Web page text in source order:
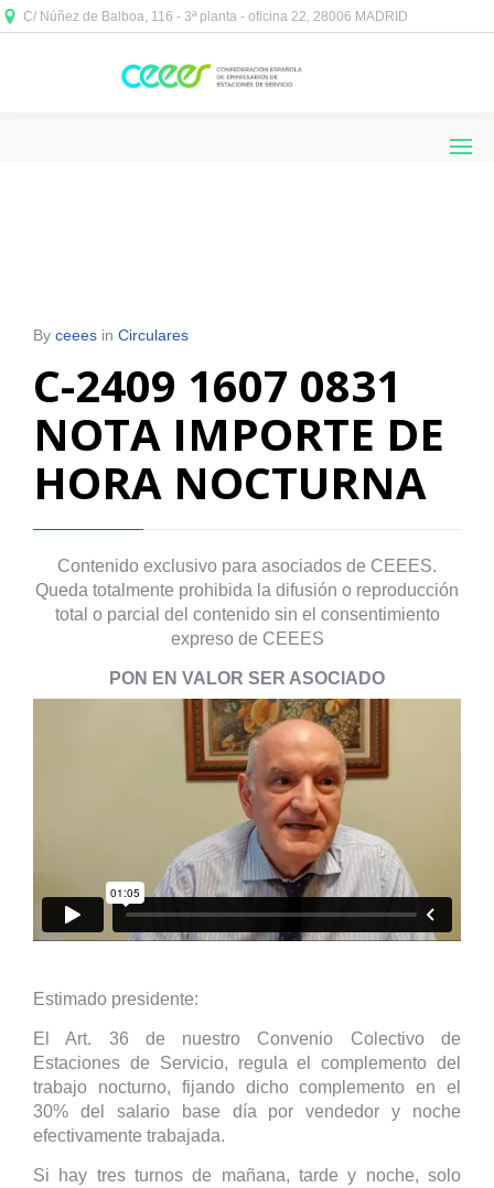
C/ Núñez de Balboa, 116 - 3ª planta - oficina 22, 28006 MADRID
By ceees in Circulares
C-2409 1607 0831
NOTA IMPORTE DE
HORA NOCTURNA
Contenido exclusivo para asociados de CEEES.
Queda totalmente prohibida la difusión o reproducción
total o parcial del contenido sin el consentimiento
expreso de CEEES
PON EN VALOR SER ASOCIADO
Estimado presidente:
El Art. 36 de nuestro Convenio Colectivo de
Estaciones de Servicio, regula el complemento del
trabajo nocturno, fijando dicho complemento en el
30% del salario base día por vendedor y noche
efectivamente trabajada.
Si hay tres turnos de mañana, tarde y noche, solo